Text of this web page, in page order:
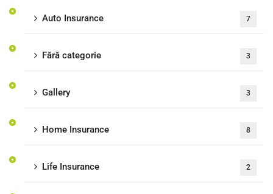
Auto Insurance 7
Fără categorie 3
Gallery 3
Home Insurance 8
Life Insurance 2